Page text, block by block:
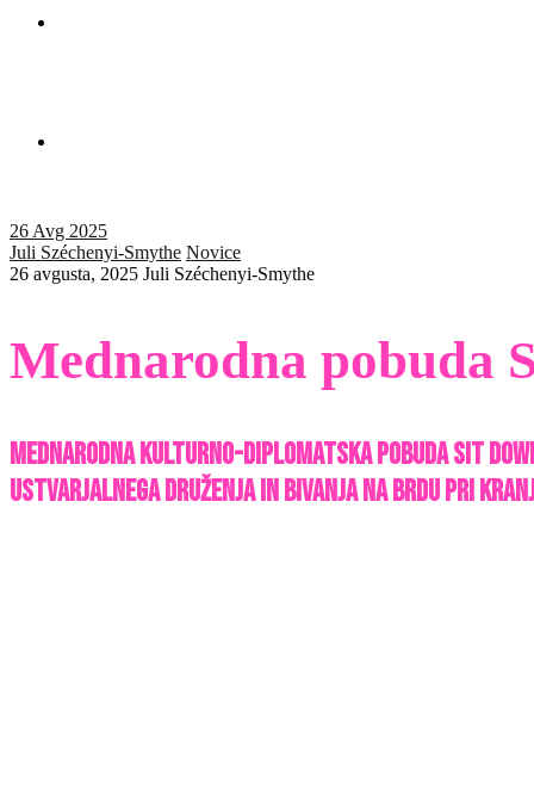
26 Avg 2025
Juli Széchenyi-Smythe Novice
26 avgusta, 2025 Juli Széchenyi-Smythe
Mednarodna pobuda
Mednarodna kulturno-diplomatska pobuda Sit
ustvarjalnega druženja in bivanja na Brdu pri